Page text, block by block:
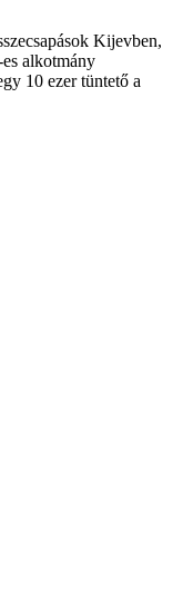
Kijevben,
alkotmány
10 ezer tüntető a